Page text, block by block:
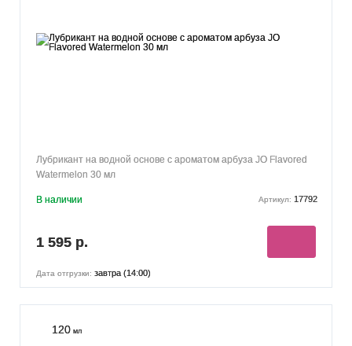
Лубрикант на водной основе с ароматом арбуза JO Flavored
Watermelon 30 мл
В наличии Артикул: 17792
1 595 р.
Дата отгрузки: завтра (14:00)
120 мл